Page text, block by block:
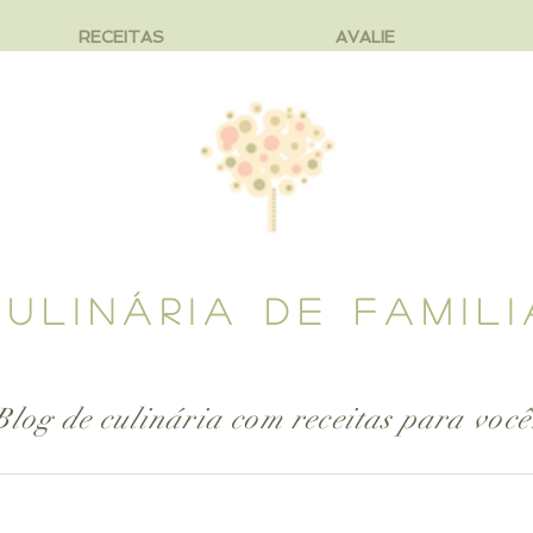
RECEITAS AVALIE
DE
de culinária com receitas para